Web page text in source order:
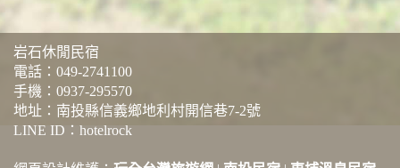
岩石休閒民宿
電話： 049-2741100
手機： 0937-295570
地址：南投縣信義鄉地利村開信巷7-2號
LINE ID：hotelrock